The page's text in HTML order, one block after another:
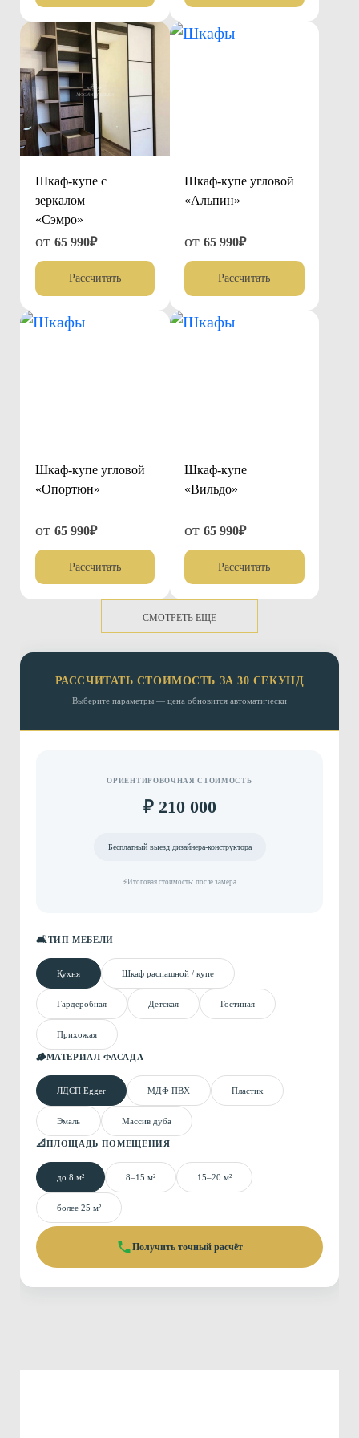
Шкаф-купе с
зеркалом
«Сэмро»
от 65 990₽
Рассчитать
Шкаф-купе угловой
«Альпин»
от65 990₽
Рассчитать
Шкаф-купе угловой
«Опортюн»
от 65 990₽
Рассчитать
Шкаф-купе
«Вильдо»
от65 990₽
Рассчитать
СМОТРЕТЬ ЕЩЕ
РАССЧИТАТЬ СТОИМОСТЬ ЗА 30 СЕКУНД
Выберите параметры — цена обновится автоматически
🛋ТИП МЕБЕЛИ
Кухня Шкаф распашной / купе
Гардеробная Детская Гостиная
Прихожая
🪵МАТЕРИАЛ ФАСАДА
ЛДСП Egger МДФ ПВХ Пластик
Эмаль Массив дуба
📐 ПЛОЩАДЬ ПОМЕЩЕНИЯ
до 8 м² 8–15 м² 15–20 м²
более 25 м²
Получить точный расчёт
ОРИЕНТИРОВОЧНАЯ СТОИМОСТЬ
₽ 210 000
Бесплатный выезд дизайнера-конструктора
⚡Итоговая стоимость: после замера